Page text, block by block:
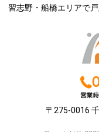
れます。
（1）ご本人の同
（3）人の生命、
る場合であって、
ため特に必要があ
ことが困難である
を受けたものが法
習志野・船橋エリアで
〒275-0016